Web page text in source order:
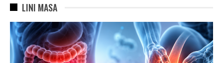
LINI MASA